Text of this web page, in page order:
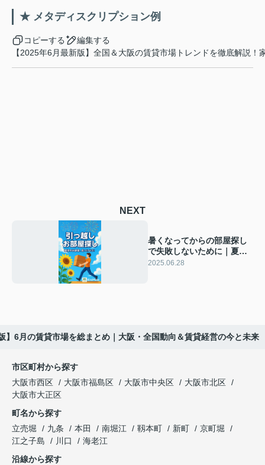
★ メタディスクリプション例
コピーする 編集する
NEXT
暑くなってからの部屋探し
で失敗しないために｜夏の
賃貸選びのポイントと注意
2025.06.28
】6月の賃貸市場を総まとめ｜大阪・全国動向＆賃貸経営の今と未来
市区町村から探す
大阪市西区
大阪市福島区 大阪市中央区
大阪市北区
大阪市大正区
町名から探す
立売堀
九条 本田 南堀江 靱本町 新町
京町堀
江之子島
川口
海老江
沿線から探す